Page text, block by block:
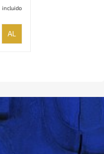
incluido
AL
CARRITO